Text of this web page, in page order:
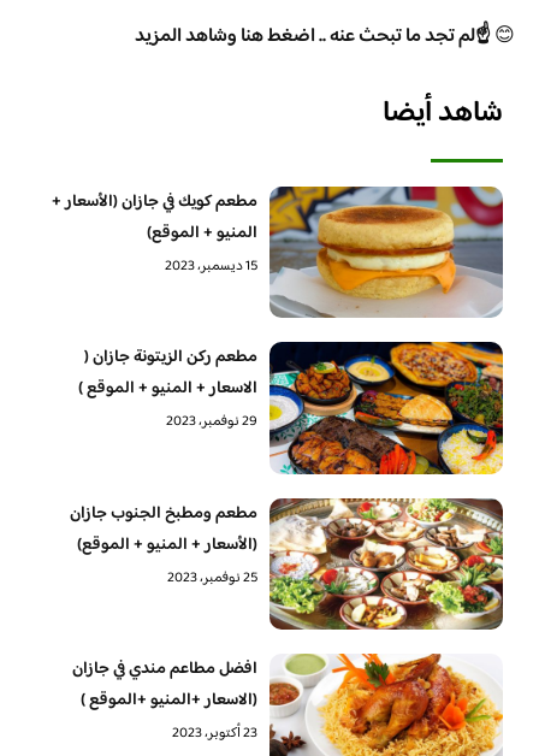
😊☝️لم تجد ما تبحث عنه .. اضغط هنا وشاهد المزيد
شاهد أيضا
مطعم كويك في جازان (الأسعار +
المنيو + الموقع)
15 ديسمبر، 2023
مطعم ركن الزيتونة جازان (
الاسعار + المنيو + الموقع )
29 نوفمبر، 2023
مطعم ومطبخ الجنوب جازان
(الأسعار + المنيو + الموقع)
25 نوفمبر، 2023
افضل مطاعم مندي في جازان
(الاسعار +المنيو +الموقع )
23 أكتوبر، 2023